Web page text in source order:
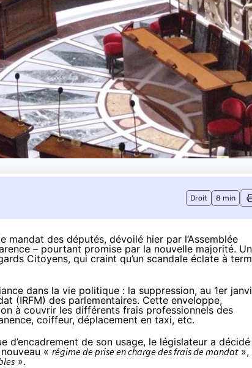
Droit 8 min
des députés, dévoilé hier par l’Assemblée
– pourtant promise par la nouvelle majorité.
Citoyens, qui craint qu’un scandale éclate à
dans la vie politique : la suppression, au 1er
(IRFM) des parlementaires. Cette enveloppe,
à couvrir les différents frais professionnels des
coiffeur, déplacement en taxi, etc.
d’encadrement de son usage, le législateur a décidé
« régime de prise en charge des frais de mandat»,
».